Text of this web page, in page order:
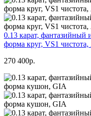
0.13 карат, фантазийный
форма круг, VS1
270 400р.